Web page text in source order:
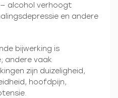
alcohol verhoogt
en andere
bijwerking is
andere vaak
zijn duizeligheid,
hoofdpijn,